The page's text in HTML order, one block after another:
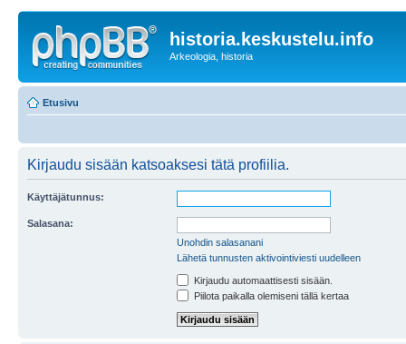
historia.keskustelu.info
Arkeologia, historia
Etusivu
Kirjaudu sisään katsoaksesi tätä profiilia.
Käyttäjätunnus:
Salasana:
Unohdin salasanani
Lähetä tunnusten aktivointiviesti uudelleen
Kirjaudu automaattisesti sisään.
Piilota paikalla olemiseni tällä kertaa